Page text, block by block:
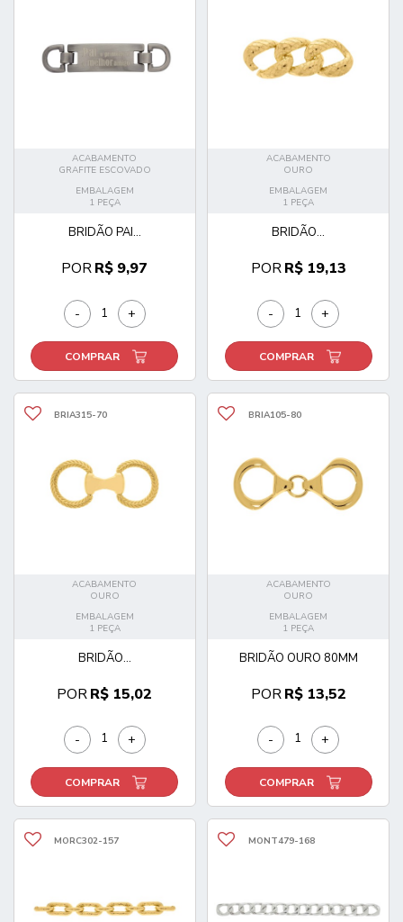
ACABAMENTO
GRAFITE ESCOVADO
EMBALAGEM
1 PEÇA
BRIDÃO PAI...
PORR$ 9,97
- +
COMPRAR
ACABAMENTO
OURO
EMBALAGEM
1 PEÇA
BRIDÃO...
PORR$ 19,13
- +
COMPRAR
BRIA315-70
ACABAMENTO
OURO
EMBALAGEM
1 PEÇA
BRIDÃO...
PORR$ 15,02
- +
COMPRAR
BRIA105-80
ACABAMENTO
OURO
EMBALAGEM
1 PEÇA
BRIDÃO OURO 80MM
PORR$ 13,52
- +
COMPRAR
MORC302-157 MONT479-168